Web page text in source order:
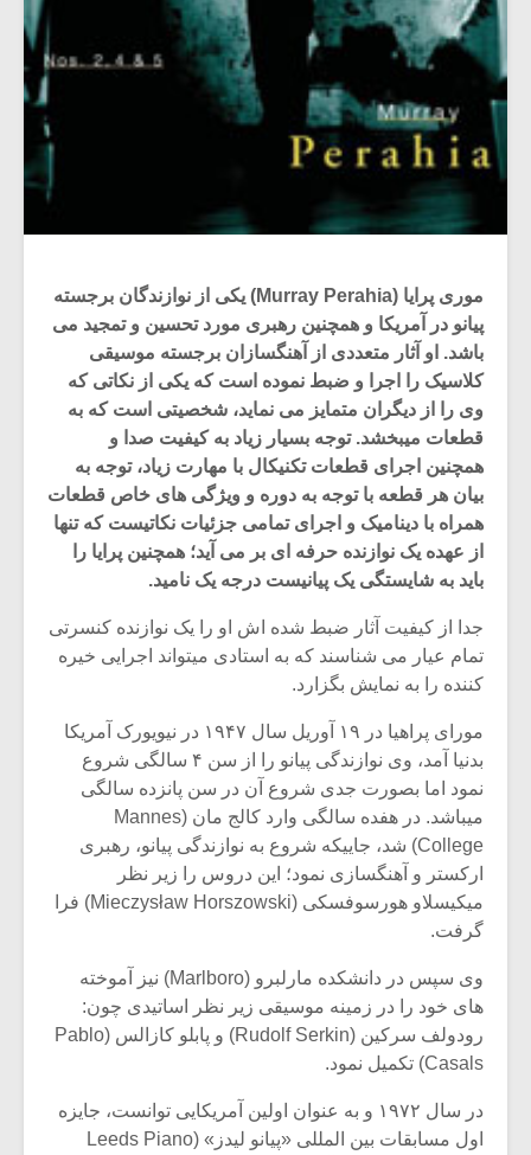
موری پرایا (Murray Perahia) یکی از نوازندگان برجسته
پیانو در آمریکا و همچنین رهبری مورد تحسین و تمجید می
باشد. او آثار متعددی از آهنگسازان برجسته موسیقی
کلاسیک را اجرا و ضبط نموده است که یکی از نکاتی که
وی را از دیگران متمایز می نماید، شخصیتی است که به
قطعات میبخشد. توجه بسیار زیاد به کیفیت صدا و
همچنین اجرای قطعات تکنیکال با مهارت زیاد، توجه به
بیان هر قطعه با توجه به دوره و ویژگی های خاص قطعات
همراه با دینامیک و اجرای تمامی جزئیات نکاتیست که تنها
از عهده یک نوازنده حرفه ای بر می آید؛ همچنین پرایا را
باید به شایستگی یک پیانیست درجه یک نامید.
جدا از کیفیت آثار ضبط شده اش او را یک نوازنده کنسرتی
تمام عیار می شناسند که به استادی میتواند اجرایی خیره
کننده را به نمایش بگزارد.
مورای پراهیا در ۱۹ آوریل سال ۱۹۴۷ در نیویورک آمریکا
بدنیا آمد، وی نوازندگی پیانو را از سن ۴ سالگی شروع
نمود اما بصورت جدی شروع آن در سن پانزده سالگی
میباشد. در هفده سالگی وارد کالج مان (Mannes
College) شد، جاییکه شروع به نوازندگی پیانو، رهبری
ارکستر و آهنگسازی نمود؛ این دروس را زیر نظر
میکیسلاو هورسوفسکی (Mieczysław Horszowski) فرا
گرفت.
وی سپس در دانشکده مارلبرو (Marlboro) نیز آموخته
های خود را در زمینه موسیقی زیر نظر اساتیدی چون:
رودولف سرکین (Rudolf Serkin) و پابلو کازالس (Pablo
Casals) تکمیل نمود.
در سال ۱۹۷۲ و به عنوان اولین آمریکایی توانست، جایزه
اول مسابقات بین المللی «پیانو لیدز» (Leeds Piano
میکلوش روژا
یادداشتی بر موسیقی
متن فیلم «متری
شیش و نیم»
مشهورترین باشی،
بدنام ترین باش
موسیقی
موسیقی